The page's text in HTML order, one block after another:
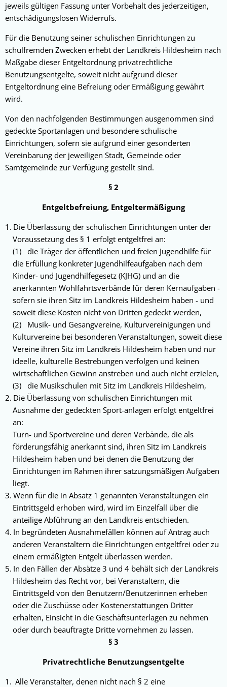
jeweils gültigen Fassung unter Vorbehalt des jederzeitigen,
entschädigungslosen Wider­rufs.
Für die Benutzung seiner schulischen Einrichtun­gen zu
schulfremden Zwecken erhebt der Land­kreis Hildesheim nach
Maßgabe dieser Entgelt­ordnung privatrechtliche
Benutzungsent­gelte, soweit nicht aufgrund dieser
Entgeltordnung eine Befreiung oder Ermäßigung gewährt
wird.
Von den nachfolgenden Bestimmungen ausge­nommen sind
gedeckte Sportanlagen und beson­dere schulische
Einrichtungen, sofern sie auf­grund einer gesonderten
Vereinbarung der jewei­ligen Stadt, Gemeinde oder
Samtgemeinde zur Verfü­gung gestellt sind.
§ 2
Entgeltbefreiung, Entgeltermäßigung
Die Überlassung der schulischen Einrichtun­gen unter der
Voraussetzung des § 1 er­folgt ent­geltfrei an:
(1) die Träger der öffentlichen und freien Jugend­hilfe für
die Erfüllung konkreter Jugendhilfe­aufgaben nach dem
Kinder- und Jugendhilfe­gesetz (KJHG) und an die
anerkannten Wohlfahrtsverbände für deren Kernaufgaben -
sofern sie ihren Sitz im Landkreis Hildes­heim haben - und
soweit diese Kosten nicht von Dritten gedeckt werden,
(2) Musik- und Gesangvereine, Kulturvereinigun­gen und
Kulturvereine bei besonderen Veran­staltungen, soweit diese
Vereine ihren Sitz im Landkreis Hildesheim haben und nur
ideelle, kulturelle Bestrebungen verfolgen und keinen
wirtschaftlichen Gewinn anstreben und auch nicht erzielen,
(3) die Musikschulen mit Sitz im Landkreis Hildes­heim,
Die Überlassung von schulischen Einrichtun­gen mit
Ausnahme der gedeckten Sport-anlagen erfolgt entgeltfrei
an:
Turn- und Sportvereine und deren Verbände, die als
förderungsfähig anerkannt sind, ihren Sitz im Landkreis
Hildesheim haben und bei denen die Benutzung der
Einrichtungen im Rahmen ihrer satzungsmäßigen Aufgaben
liegt.
Wenn für die in Absatz 1 genannten Veran­staltungen ein
Eintrittsgeld erhoben wird, wird im Einzelfall über die
anteilige Abführung an den Landkreis entschieden.
In begründeten Ausnahmefällen können auf Antrag auch
anderen Veranstaltern die Einrich­tungen entgeltfrei oder zu
einem ermäßigten Ent­gelt überlassen werden.
In den Fällen der Absätze 3 und 4 behält sich der Landkreis
Hildesheim das Recht vor, bei Veranstaltern, die
Eintrittsgeld von den Benut­zern/Benutzerinnen erheben
oder die Zu­schüsse oder Kostenerstattungen Dritter
erhalten, Einsicht in die Geschäftsunterlagen zu nehmen
oder durch beauftragte Dritte vornehmen zu lassen.
§ 3
Privatrechtliche Benutzungsentgelte
Alle Veranstalter, denen nicht nach § 2 eine